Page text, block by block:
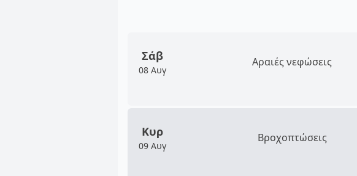
Σάβ
08 Αυγ
Αραιές νεφώσεις
Κυρ
09 Αυγ
Βροχοπτώσεις